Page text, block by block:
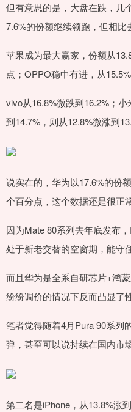
但有意思的是，大盘在跌，几
7.6%的份额继续领跑，但相比
苹果成为最大赢家，份额从
点；OPPO稳中有进，从15.5%
vivo从16.8%微跌到16.2%；
到14.7%，则从12.8%微涨到
说实在的，华为以17.6%的份
个百分点，这个数据还是很正
因为Mate 80系列去年底发布
处于新老交替的空窗期，能守
而且华为是全系自研芯片+鸿
纷纷调价的情况下反而凸显了
笔者觉得随着4月Pura 90系列
弹，甚至可以说持续在国内市
第二名是iPhone，从13.8%涨